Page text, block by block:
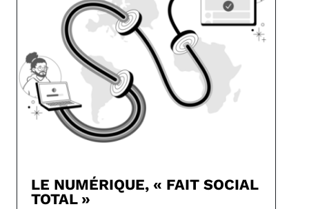
LE NUMÉRIQUE, « FAIT SOCIAL
TOTAL »